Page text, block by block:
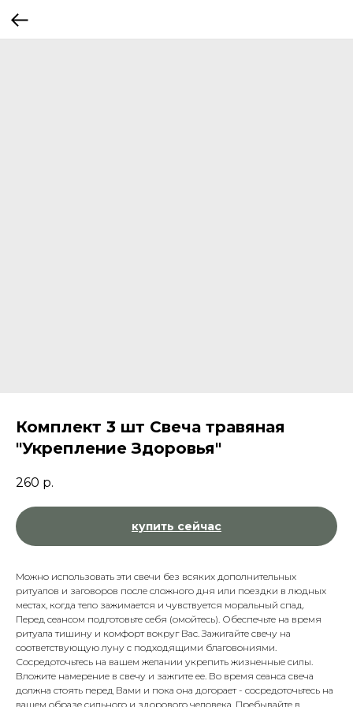
Комплект 3 шт Свеча травяная
"Укрепление Здоровья"
260 р.
купить сейчас
Можно использовать эти свечи без всяких дополнительных
ритуалов и заговоров после сложного дня или поездки в людных
местах, когда тело зажимается и чувствуется моральный спад.
Перед сеансом подготовьте себя (омойтесь). Обеспечьте на время
ритуала тишину и комфорт вокруг Вас. Зажигайте свечу на
соответствующую луну с подходящими благовониями.
Сосредоточьтесь на вашем желании укрепить жизненные силы.
Вложите намерение в свечу и зажгите ее. Во время сеанса свеча
должна стоять перед Вами и пока она догорает - сосредоточьтесь на
вашем образе сильного и здорового человека. Пребывайте в